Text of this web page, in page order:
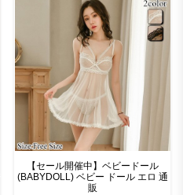
【セール開催中】ベビードール
(BABYDOLL) ベビー ドール エロ 通
販